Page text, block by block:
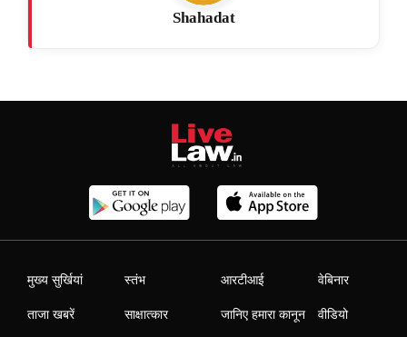
Shahadat
मुख्य सुर्खियां
ताजा खबरें
स्तंभ
साक्षात्कार
आरटीआई
जानिए हमारा कानून
वेबिनार
वीडियो